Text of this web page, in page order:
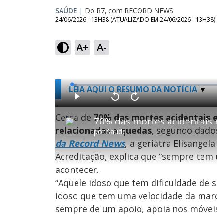
SAÚDE | Do R7, com RECORD NEWS
24/06/2026 - 13H38 (ATUALIZADO EM 24/06/2026 - 13H38)
A+ A-
LEIA AQUI O RESUMO DA NOTÍCIA
porSaúde
P
l
y
V
o
t
a
r
1
s
e
u
A
v
n
ç
a
r
0
s
g
s
L
o
a
d
e
:
1
5
7
%
Cerca de 70% das mortes acidentais
relacionadas a quedas, segundo
da Record News, a geriatra
Acreditação, explica que “sempre
acontecer.
“Aquele idoso que tem dificuldade de
idoso que tem uma velocidade da
sempre de um apoio, apoia nos